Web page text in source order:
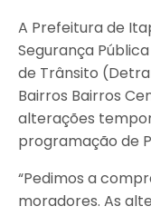
A Prefeitura de
Segurança
de Trânsito
Bairros Bairros
alterações
programação de
“Pedimos a
moradores. As